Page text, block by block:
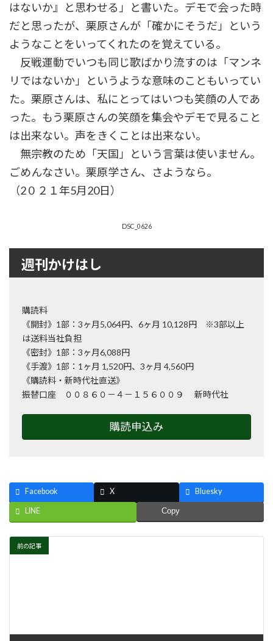
はないか』と思わせる」と書いた。デモで会った時
だと思ったが、栗原さんが「確かにそうだ」という
ようなことをいってくれたのを覚えている。
反戦運動でいつも同じ歌ばかり流すのは「マンネ
リではないか」というような意味のこともいってい
た。栗原さんは、私にとってはいつも笑顔の人であ
った。もう栗原さんの笑顔を集会やデモで見ること
は出来ない。声をきくことは出来ない。
無宗教のため「天国」という言葉は使いません。
ごめんなさい。栗原学さん、さようなら。
（2０２１年5月20日）
DSC_0626
週刊かけはし
購読料
《開封》1部：3ヶ月5,064円、6ヶ月 10,128円 ※3部以上
は送料当社負担
《密封》1部：3ヶ月6,088円
《手渡》1部：1ヶ月 1,520円、3ヶ月 4,560円
《購読料・新時代社直送》
振替口座 ００８６０－４－１５６００９ 新時代社
購読申込み
Facebook X Bluesky
LINE Copy
前の記事